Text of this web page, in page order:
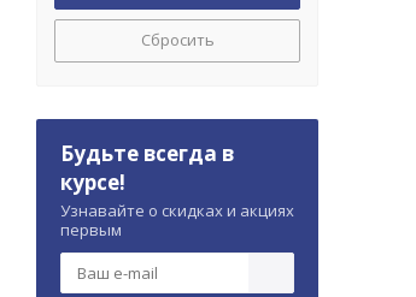
Сбросить
Будьте всегда в
курсе!
Узнавайте о скидках и акциях
первым